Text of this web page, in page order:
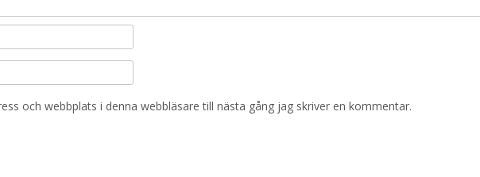
och webbplats i denna webbläsare till nästa gång jag skriver en kommentar.